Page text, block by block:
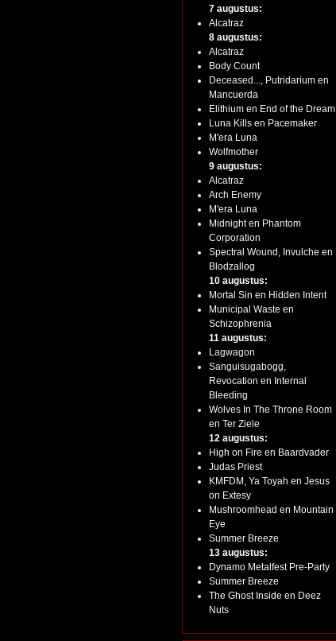
7 augustus:
Alcatraz
8 augustus:
Alcatraz
Body Count
Deceased..., Putridarium en
Mancuerda
Elithium en End of the Dream
Luna Kills en Pacemaker
M'era Luna
Wolfmother
9 augustus:
Alcatraz
Arch Enemy
M'era Luna
Midnight en Phantom
Corporation
Spectral Wound, Invulche en
Blodzallog
10 augustus:
Mortal Sin en Hidden Intent
Municipal Waste en
Schizophrenia
11 augustus:
Lagwagon
Sanguisugabogg,
Revocation en Internal
Bleeding
Wolves In The Throne Room
en Ter Ziele
12 augustus:
High on Fire en Baardvader
Judas Priest
KMFDM, Ya Toyah en Jesus
on Extesy
Mushroomhead en Mountain
Eye
Summer Breeze
13 augustus:
Dynamo Metalfest Pre-Party
Summer Breeze
The Ghost Inside en Deez
Nuts